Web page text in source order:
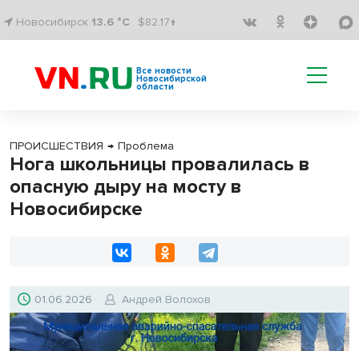
Новосибирск 13.6 °C $82.17↑
Все новости
Новосибирской
области
ПРОИСШЕСТВИЯ → Проблема
Нога школьницы провалилась в
опасную дыру на мосту в
Новосибирске
01.06.2026 Андрей Волохов